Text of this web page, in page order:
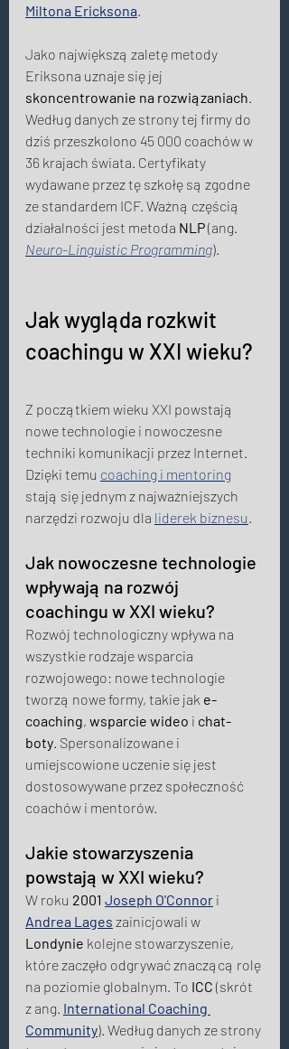
Miltona Ericksona
Jako największą zaletę metody
Eriksona uznaje się jej
skoncentrowanie na rozwiązaniach
Według danych ze strony tej firmy do
dziś przeszkolono 45 000 coachów w
36 krajach świata. Certyfikaty
wydawane przez tę szkołę są zgodne
ze standardem ICF. Ważną częścią
działalności jest metoda NLP (ang.
Neuro-Linguistic Programming).
Jak wygląda rozkwit
coachingu w XXI wieku?
Z początkiem wieku XXI powstają
nowe technologie i nowoczesne
techniki komunikacji przez Internet.
Dzięki temu coaching i mentoring
stają się jednym z najważniejszych
narzędzi rozwoju dla liderek biznesu
Jak nowoczesne technologie
wpływają na rozwój
coachingu w XXI wieku?
Rozwój technologiczny wpływa na
wszystkie rodzaje wsparcia
rozwojowego: nowe technologie
tworzą nowe formy, takie jak e-
coaching, wsparcie wideo i chat-
boty . Spersonalizowane i
umiejscowione uczenie się jest
dostosowywane przez społeczność
coachów i mentorów.
Jakie stowarzyszenia
powstają w XXI wieku?
W roku 2001 Joseph O'Connor i
Andrea Lages zainicjowali w
Londynie kolejne stowarzyszenie,
które zaczęło odgrywać znaczącą rolę
na poziomie globalnym. To ICC (skrót
z ang. International Coaching
Community). Według danych ze strony